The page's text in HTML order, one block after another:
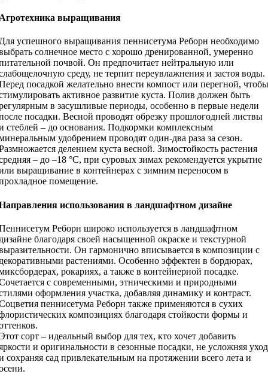
выращивания
успешного выращивания пеннисетума Реборн необходимо
солнечное место с хорошо дренированной, умеренно
почвой. Он предпочитает нейтральную или
среду, не терпит переувлажнения и застоя воды.
посадкой желательно внести компост или перегной, чтобы
активное развитие куста. Полив должен быть
в засушливые периоды, особенно в первые недели
посадки. Весной проводят обрезку прошлогодней листвы
стеблей – до основания. Подкормки комплексным
удобрением проводят один-два раза за сезон.
делением куста весной. Зимостойкость растения
– до –18 °C, при суровых зимах рекомендуется укрытие
выращивание в контейнерах с зимним переносом в
помещение.
использования в ландшафтном дизайне
Реборн широко используется в ландшафтном
благодаря своей насыщенной окраске и текстурной
Он гармонично вписывается в композиции с
растениями. Особенно эффектен в бордюрах,
рокариях, а также в контейнерной посадке.
с современными, этническими и природными
оформления участка, добавляя динамику и контраст.
пеннисетума Реборн также применяются в сухих
композициях благодаря стойкости формы и
сорт – идеальный выбор для тех, кто хочет добавить
и оригинальности в сезонные посадки, не усложняя уход
сохраняя сад привлекательным на протяжении всего лета и